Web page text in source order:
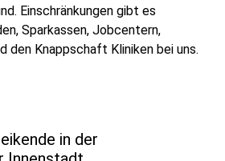
Einschränkungen gibt es
Sparkassen, Jobcentern,
den Knappschaft Kliniken bei uns.
in der